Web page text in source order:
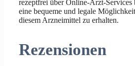
rezeptfrei über Online-Arzt-Services
eine bequeme und legale
diesem Arzneimittel zu erhalten.
Rezensionen